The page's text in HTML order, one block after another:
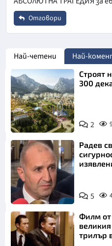
Отговори
Email
Коментар*
Най-четени Най-
Строят
300
2
Радев
5
Филм от
трилър